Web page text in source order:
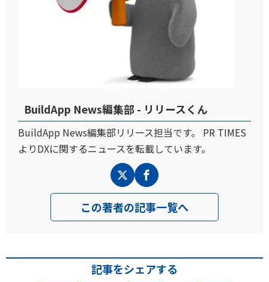
BuildApp News編集部 - リリースくん
BuildApp News編集部リリース担当です。 PR TIMES
よりDXに関するニュースを転載しています。
この著者の記事一覧へ
記事をシェアする